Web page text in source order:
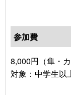
参加費
8,000円（隼・
対象：中学生以